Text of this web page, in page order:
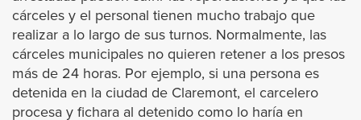
El Segundo
Gardena
Glendora
cárceles y el personal tienen mucho trabajo que
realizar a lo largo de sus turnos. Normalmente, las
cárceles municipales no quieren retener a los presos
más de 24 horas. Por ejemplo, si una persona es
detenida en la ciudad de Claremont, el carcelero
procesa y fichara al detenido como lo haría en